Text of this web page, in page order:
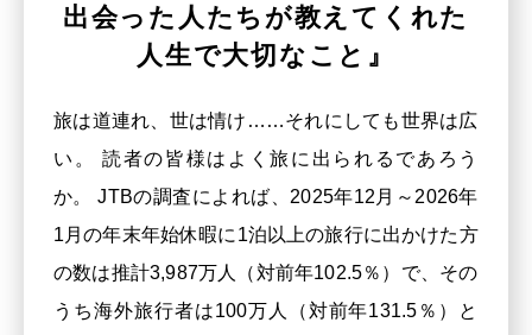
出会った人たちが教えてくれた
人生で大切なこと』
旅は道連れ、世は情け……それにしても世界は広
い。 読者の皆様はよく旅に出られるであろう
か。 JTBの調査によれば、2025年12月～2026年
1月の年末年始休暇に1泊以上の旅行に出かけた方
の数は推計3,987万人（対前年102.5％）で、その
うち海外旅行者は100万人（対前年131.5％）と